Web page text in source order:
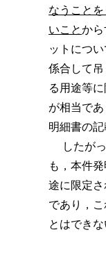
なうこと
いことか
ットにつ
係合して
る用途等
が相当で
明細書の
したがっ
も，本件
途に限定
であり，
とはできな